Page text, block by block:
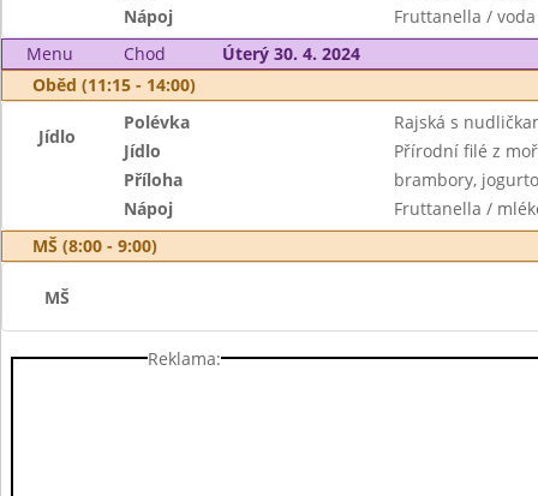
Nápoj
Fruttanella / voda
Menu
Chod
Úterý 30. 4. 2024
Oběd (11:15 - 14:00)
Jídlo
Polévka
Rajská s
Jídlo
Přírodní filé z
Příloha
brambory,
Nápoj
Fruttanella /
MŠ (8:00 - 9:00)
MŠ
Reklama: